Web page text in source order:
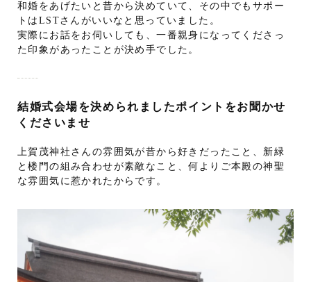
和婚をあげたいと昔から決めていて、その中でもサポー
トはLSTさんがいいなと思っていました。
実際にお話をお伺いしても、一番親身になってくださっ
た印象があったことが決め手でした。
結婚式会場を決められましたポイントをお聞かせ
くださいませ
上賀茂神社さんの雰囲気が昔から好きだったこと、新緑
と楼門の組み合わせが素敵なこと、何よりご本殿の神聖
な雰囲気に惹かれたからです。